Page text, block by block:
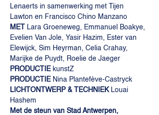
Lenaerts in samenwerking met Tijen
Lawton en Francisco Chino Manzano
MET
Lara Groeneweg, Emmanuel Boakye,
Evelien Van Jole, Yasir Hazim, Ester van
Elewijck, Sim Heyrman, Celia Crahay,
Marijke de Puydt, Roelie de Jaeger
PRODUCTIE kunstZ
PRODUCTIE Nina Plantefève-Castryck
LICHTONTWERP & TECHNIEK Louai
Hashem
Met de steun van Stad Antwerpen,